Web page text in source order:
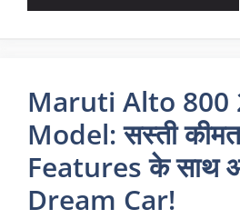
Maruti Alto 800
Model: सस्ती कीमत
Features के साथ
Dream Car!